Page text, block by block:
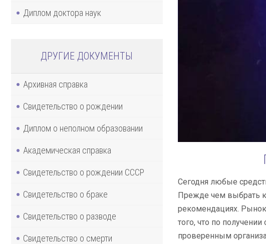
Диплом доктора наук
ДРУГИЕ ДОКУМЕНТЫ
Архивная справка
Свидетельство о рождении
Диплом о неполном образовании
Академическая справка
Свидетельство о рождении СССР
Свидетельство о браке
Свидетельство о разводе
Свидетельство о смерти
Сегодня любые
Прежде чем выбрать
рекомендациях. Рынок
того, что по
проверенным